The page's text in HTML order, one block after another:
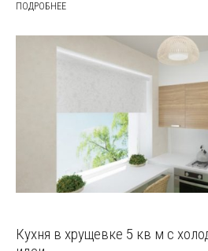
ПОДРОБНЕЕ
Кухня в хрущевке 5 кв м с